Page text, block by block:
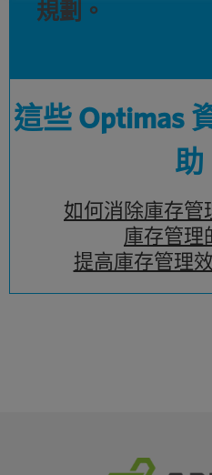
規劃。
這些 Optimas
助
如何消除庫存管
庫存管理
提高庫存管理